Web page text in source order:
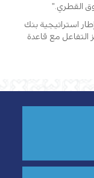
القطري."
استراتيجية بنك
التفاعل مع قاعدة